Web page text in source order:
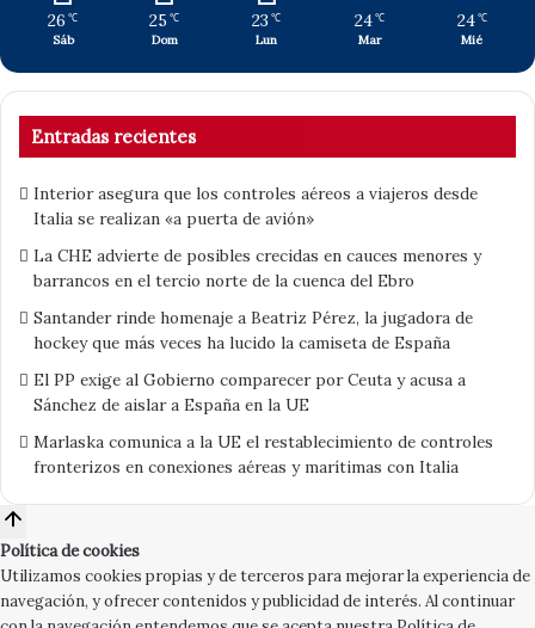
26 ℃
Sáb
25 ℃
Dom
23 ℃
Lun
24 ℃
Mar
24 ℃
Mié
Entradas recientes
Interior asegura que los controles aéreos a viajeros desde
Italia se realizan «a puerta de avión»
La CHE advierte de posibles crecidas en cauces menores y
barrancos en el tercio norte de la cuenca del Ebro
Santander rinde homenaje a Beatriz Pérez, la jugadora de
hockey que más veces ha lucido la camiseta de España
El PP exige al Gobierno comparecer por Ceuta y acusa a
Sánchez de aislar a España en la UE
Marlaska comunica a la UE el restablecimiento de controles
fronterizos en conexiones aéreas y marítimas con Italia
Política de cookies
Utilizamos cookies propias y de terceros para mejorar la experiencia de
navegación, y ofrecer contenidos y publicidad de interés. Al continuar